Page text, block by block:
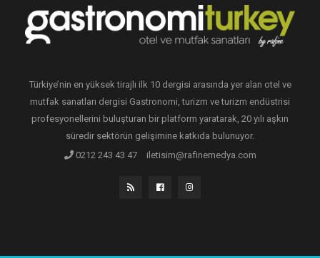
Türkiye’nin en yüksek tirajlı ilk 10 dergisi arasında yer alan otel ve
mutfak sanatları dergisi Gastronomi, turizm ve turizm endüstrisi
profesyonellerini buluşturan bir platform yaratarak, 20 yılı aşkın
süredir sektörün gelişimine katkıda bulunuyor.
0212 243 43 47
iletisim@rafinemedya.com